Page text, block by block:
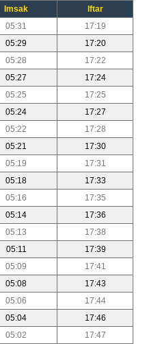
Imsak
Iftar
05:31
17:19
05:29
17:20
05:28
17:22
05:27
17:24
05:25
17:25
05:24
17:27
05:22
17:28
05:21
17:30
05:19
17:31
05:18
17:33
05:16
17:35
05:14
17:36
05:13
17:38
05:11
17:39
05:09
17:41
05:08
17:43
05:06
17:44
05:04
17:46
05:02
17:47